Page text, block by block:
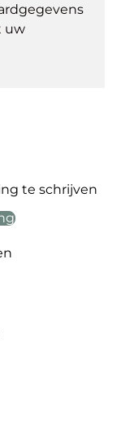
uw
te schrijven